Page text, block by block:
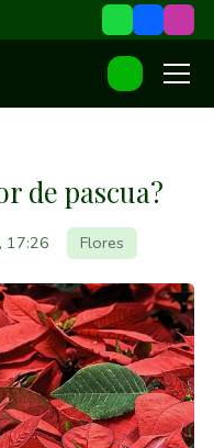
de pascua?
17:26 Flores